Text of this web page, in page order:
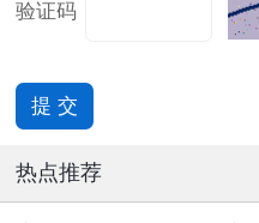
验证码
热点推荐